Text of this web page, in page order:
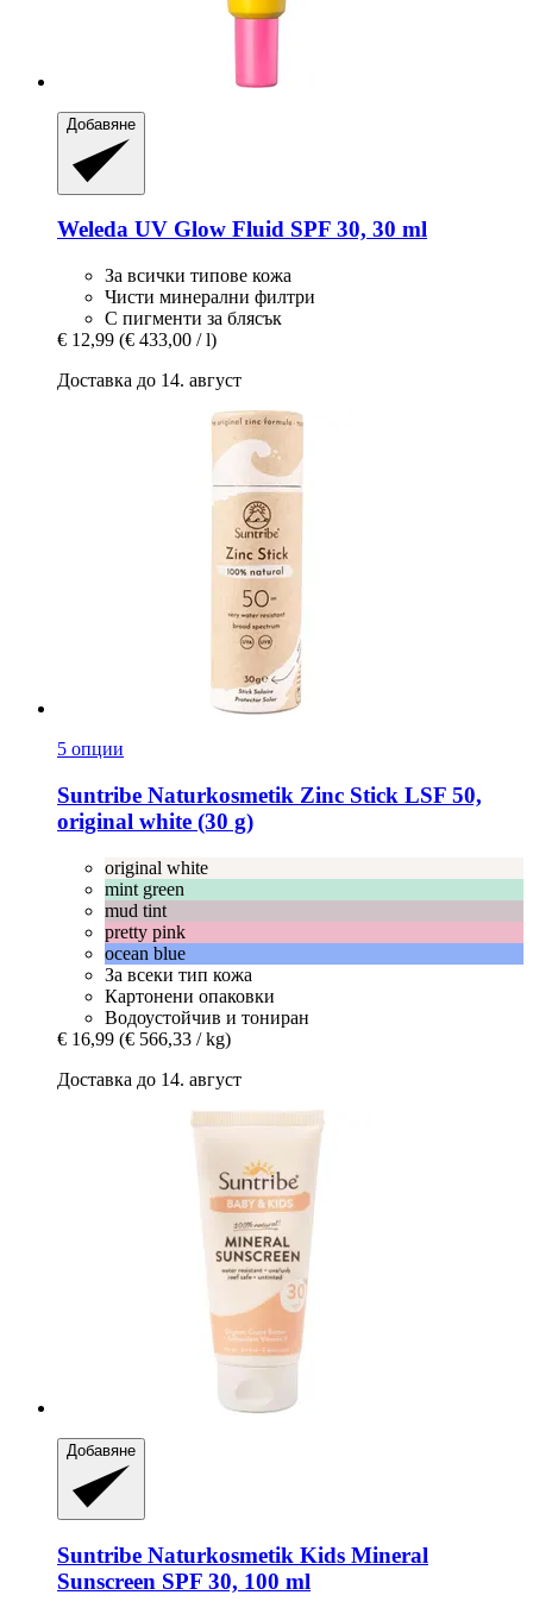
Добавяне
Weleda UV Glow Fluid SPF 30, 30 ml
За всички типове кожа
Чисти минерални филтри
С пигменти за блясък
€ 12,99 (€ 433,00 / l)
Доставка до 14. август
5 опции
Suntribe Naturkosmetik Zinc Stick LSF 50,
original white (30 g)
original white
mint green
mud tint
pretty pink
ocean blue
За всеки тип кожа
Картонени опаковки
Водоустойчив и тониран
€ 16,99 (€ 566,33 / kg)
Доставка до 14. август
Добавяне
Suntribe Naturkosmetik Kids Mineral
Sunscreen SPF 30, 100 ml